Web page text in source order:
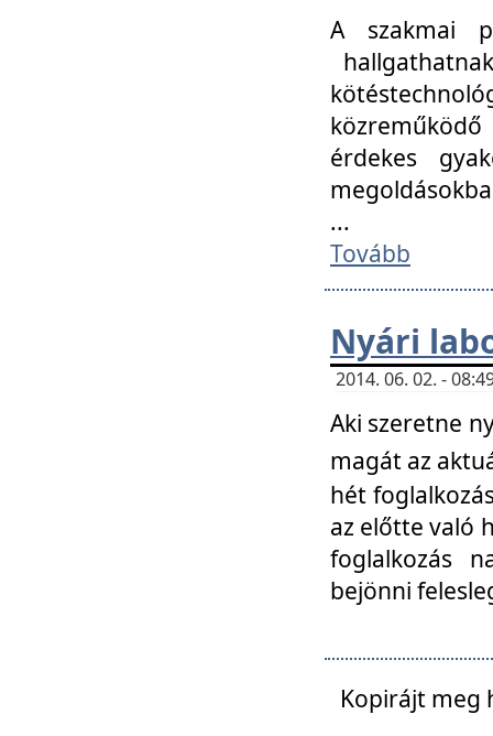
A szakmai
érdekes
...
Tovább
Nyári
2014. 06. 02. -
Aki szeretne
magát az
hét
az előtte való
foglalkozás
bejönni
Kopirájt meg